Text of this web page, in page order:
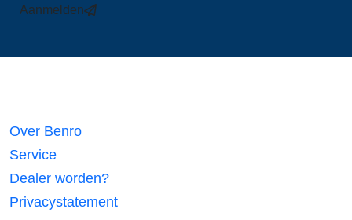
Aanmelden
Over Benro
Service
Dealer worden?
Privacystatement